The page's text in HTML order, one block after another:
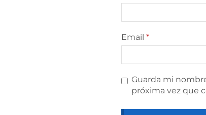
Email *
Guarda mi
próxima vez que